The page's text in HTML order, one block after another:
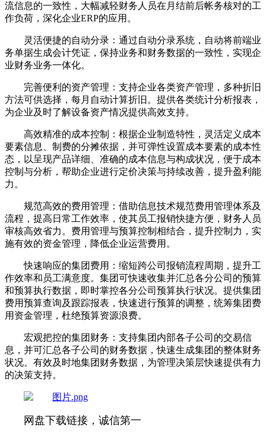
流信息的一致性，大幅减轻财务人员在月结前后帐务核对的工
作负荷，深化企业ERP的应用。
灵活便捷的自动分录：通过自动分录系统，自动将前端业
务单据生成会计凭证，保持业务和财务数据的一致性，实现企
业财务业务一体化。
完善便利的资产管理：支持企业各类资产管理，多种折旧
方法可供选择，每月自动计算折旧。提供各类统计分析报表，
为企业及时了解设备资产情况提供高效支持。
高效精准的成本控制：根据企业制造特性，灵活定义成本
要素信息、制费的分摊依据，并可弹性设置成本要素的成本性
态，以呈现产品详细、准确的成本信息与构成状况，便于成本
控制与分析，帮助企业进行定价决策与持续改善，提升盈利能
力。
规范高效的费用管理：借助信息技术规范费用管理体系及
流程，提高日常工作效率，使其员工报销快捷方便，财务人员
审核高效省力。费用管理与预算控制相结合，提升控制力，实
施有效的资金管理，降低企业运营费用。
快速响应的集团费用：缩短跨公司报销流程周期，提升工
作效率和员工满意度。集团可快速收集并汇总各分公司的预算
和预算执行数据，即时掌控各分公司预算执行状况。提供集团
费用预算查询及跟踪报表，快速进行预算的调整，统筹集团费
用资金管理，杜绝预算资源浪费。
宏观把控的集团财务：支持集团内部各子公司的交易信
息，并可汇总各子公司的财务数据，快速生成集团的整体财务
状况。有效及时地集团财务数据，为管理决策层快速提供有力
的决策支持。
网盘下载链接，诚信第一